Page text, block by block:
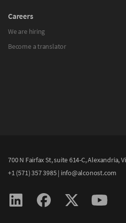
Careers
We are hiring
Become a translator
700 N Fairfax St, suite 614-C, Alexandria,
+1 (571) 357 3985| info@alconost.com